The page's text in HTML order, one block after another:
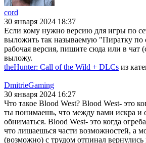
cord
30 января 2024 18:37
Если кому нужно версию для игры по
выложить так называемую "Пиратку по
рабочая версия, пишите сюда или в чат
выложу.
theHunter: Call of the Wild + DLCs из
DmitrieGaming
30 января 2024 16:27
Что такое Blood West? Blood West- это
ты понимаешь, что между вами искра и
обниматься. Blood West- это когда
что лишаешься части возможностей, а
(возможно) с трудом отпинал